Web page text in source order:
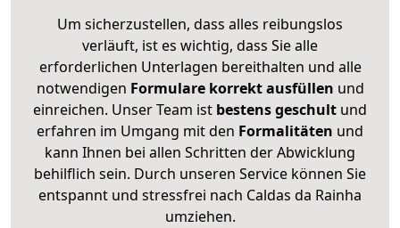
Um sicherzustellen, dass alles reibungslos
verläuft, ist es wichtig, dass Sie alle
erforderlichen Unterlagen bereithalten und alle
notwendigen Formulare korrekt ausfüllen und
einreichen. Unser Team ist bestens geschult und
erfahren im Umgang mit den Formalitäten und
kann Ihnen bei allen Schritten der Abwicklung
behilflich sein. Durch unseren Service können Sie
entspannt und stressfrei nach Caldas da Rainha
umziehen.